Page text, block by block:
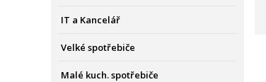
IT a Kancelář
Velké spotřebiče
Malé kuch. spotřebiče